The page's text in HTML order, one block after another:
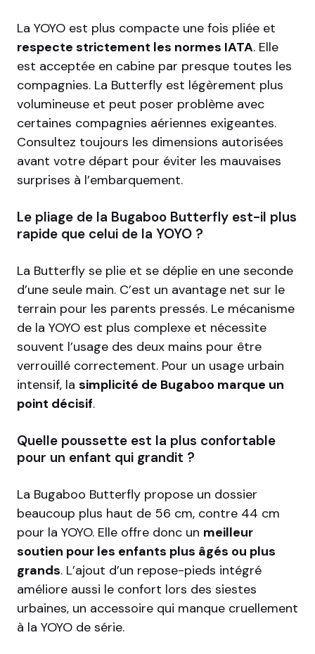
La YOYO est plus compacte une fois pliée et
respecte strictement les normes IATA. Elle
est acceptée en cabine par presque toutes les
compagnies. La Butterfly est légèrement plus
volumineuse et peut poser problème avec
certaines compagnies aériennes exigeantes.
Consultez toujours les dimensions autorisées
avant votre départ pour éviter les mauvaises
surprises à l’embarquement.
Le pliage de la Bugaboo Butterfly est-il plus
rapide que celui de la YOYO ?
La Butterfly se plie et se déplie en une seconde
d’une seule main. C’est un avantage net sur le
terrain pour les parents pressés. Le mécanisme
de la YOYO est plus complexe et nécessite
souvent l’usage des deux mains pour être
verrouillé correctement. Pour un usage urbain
intensif, la simplicité de Bugaboo marque un
point décisif.
Quelle poussette est la plus confortable
pour un enfant qui grandit ?
La Bugaboo Butterfly propose un dossier
beaucoup plus haut de 56 cm, contre 44 cm
pour la YOYO. Elle offre donc un meilleur
soutien pour les enfants plus âgés ou plus
grands. L’ajout d’un repose-pieds intégré
améliore aussi le confort lors des siestes
urbaines, un accessoire qui manque cruellement
à la YOYO de série.